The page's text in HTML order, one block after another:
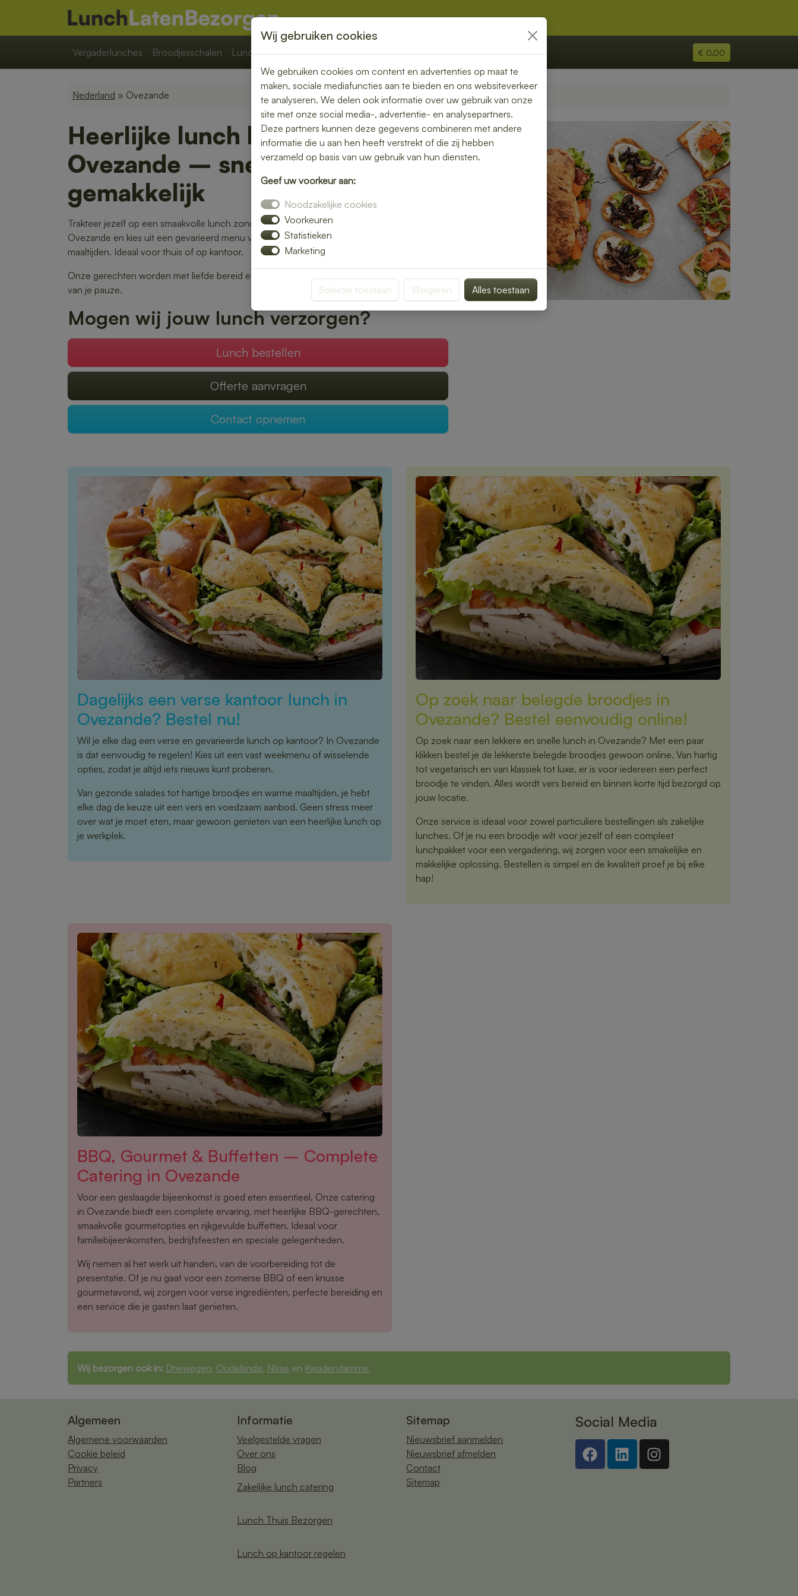
Vergaderlunches Broodjesschalen Lunchpakketten Overige € 0,00
Nederland » Ovezande
Heerlijke lunch bezorgen in
Ovezande – snel, vers en
gemakkelijk
Trakteer jezelf op een smaakvolle lunch zonder moeite. Laat je lunch bezorgen in
Ovezande en kies uit een gevarieerd menu van verse broodjes, gezonde salades en warme
maaltijden. Ideaal voor thuis of op kantoor.
Onze gerechten worden met liefde bereid en snel geleverd, zodat jij optimaal kunt genieten
van je pauze.
Mogen wij jouw lunch verzorgen?
Lunch bestellen
Offerte aanvragen
Contact opnemen
Dagelijks een verse kantoor lunch in
Ovezande? Bestel nu!
Wil je elke dag een verse en gevarieerde lunch op kantoor? In Ovezande
is dat eenvoudig te regelen! Kies uit een vast weekmenu of wisselende
opties, zodat je altijd iets nieuws kunt proberen.
Van gezonde salades tot hartige broodjes en warme maaltijden, je hebt
elke dag de keuze uit een vers en voedzaam aanbod. Geen stress meer
over wat je moet eten, maar gewoon genieten van een heerlijke lunch op
je werkplek.
Op zoek naar belegde broodjes in
Ovezande? Bestel eenvoudig online!
Op zoek naar een lekkere en snelle lunch in Ovezande? Met een paar
klikken bestel je de lekkerste belegde broodjes gewoon online. Van hartig
tot vegetarisch en van klassiek tot luxe, er is voor iedereen een perfect
broodje te vinden. Alles wordt vers bereid en binnen korte tijd bezorgd op
jouw locatie.
Onze service is ideaal voor zowel particuliere bestellingen als zakelijke
lunches. Of je nu een broodje wilt voor jezelf of een compleet
lunchpakket voor een vergadering, wij zorgen voor een smakelijke en
makkelijke oplossing. Bestellen is simpel en de kwaliteit proef je bij elke
hap!
BBQ, Gourmet & Buffetten – Complete
Catering in Ovezande
Voor een geslaagde bijeenkomst is goed eten essentieel. Onze catering
in Ovezande biedt een complete ervaring, met heerlijke BBQ-gerechten,
smaakvolle gourmetopties en rijkgevulde buffetten. Ideaal voor
familiebijeenkomsten, bedrijfsfeesten en speciale gelegenheden.
Wij nemen al het werk uit handen, van de voorbereiding tot de
presentatie. Of je nu gaat voor een zomerse BBQ of een knusse
gourmetavond, wij zorgen voor verse ingrediënten, perfecte bereiding en
een service die je gasten laat genieten.
Wij bezorgen ook in: Driewegen, Oudelande, Nisse en Kwadendamme.
Algemeen
Algemene voorwaarden
Cookie beleid
Privacy
Partners
Informatie
Veelgestelde vragen
Over ons
Blog
Zakelijke lunch catering
Lunch Thuis Bezorgen
Lunch op kantoor regelen
Sitemap
Nieuwsbrief aanmelden
Nieuwsbrief afmelden
Contact
Sitemap
Social Media
Wij gebruiken cookies
We gebruiken cookies om content en advertenties op maat te
maken, sociale mediafuncties aan te bieden en ons websiteverkeer
te analyseren. We delen ook informatie over uw gebruik van onze
site met onze social media-, advertentie- en analysepartners.
Deze partners kunnen deze gegevens combineren met andere
informatie die u aan hen heeft verstrekt of die zij hebben
verzameld op basis van uw gebruik van hun diensten.
Geef uw voorkeur aan:
Noodzakelijke cookies
Voorkeuren
Statistieken
Marketing
Selectie toestaan Weigeren Alles toestaan